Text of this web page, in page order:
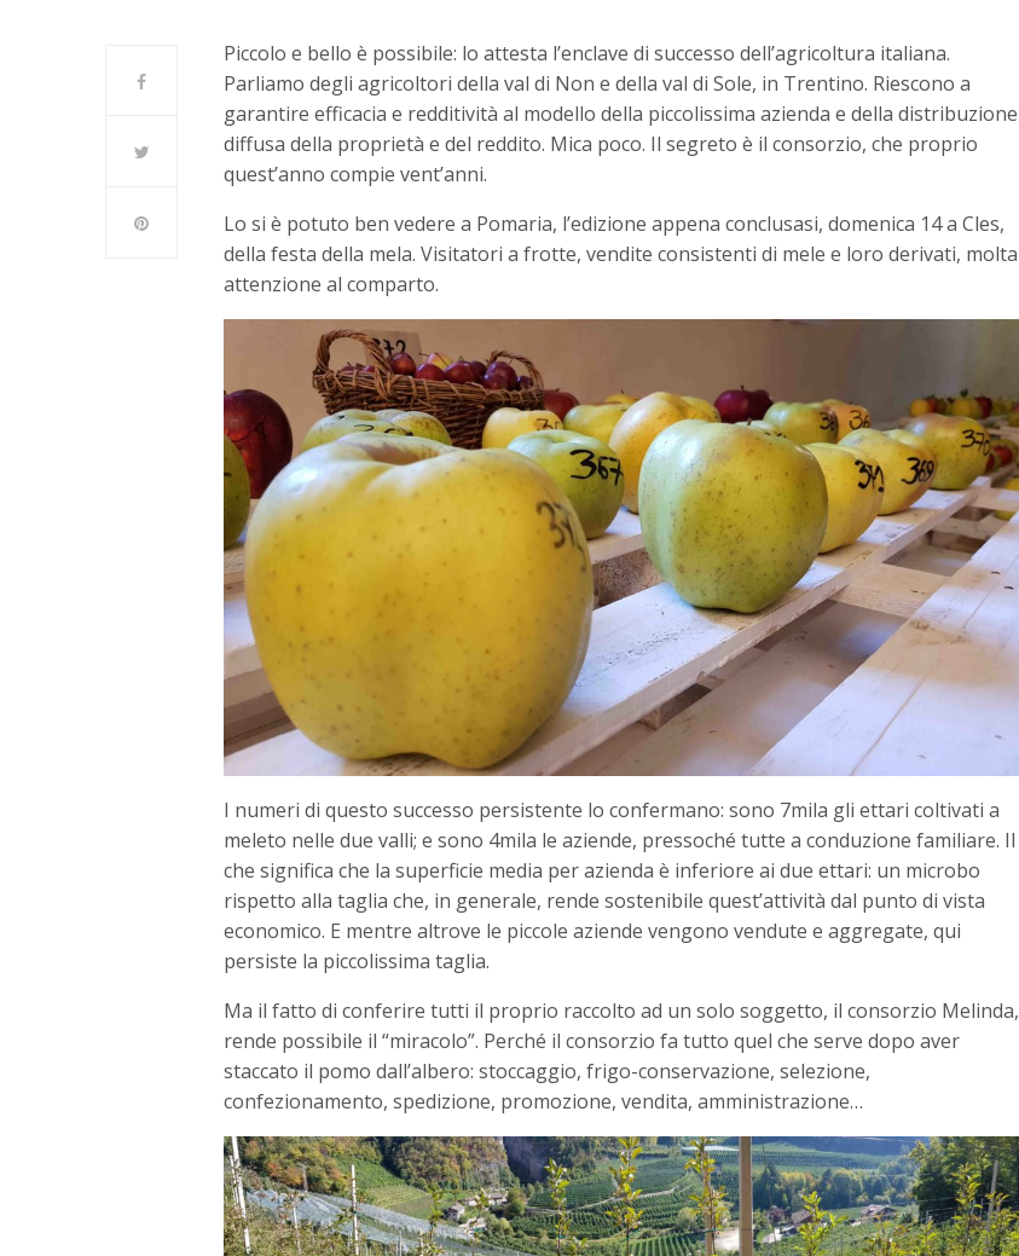
Piccolo e bello è possibile: lo attesta l’enclave di successo dell’agricoltura italiana.
Parliamo degli agricoltori della val di Non e della val di Sole, in Trentino. Riescono a
garantire efficacia e redditività al modello della piccolissima azienda e della distribuzione
diffusa della proprietà e del reddito. Mica poco. Il segreto è il consorzio, che proprio
quest’anno compie vent’anni.
Lo si è potuto ben vedere a Pomaria, l’edizione appena conclusasi, domenica 14 a Cles,
della festa della mela. Visitatori a frotte, vendite consistenti di mele e loro derivati, molta
attenzione al comparto.
I numeri di questo successo persistente lo confermano: sono 7mila gli ettari coltivati a
meleto nelle due valli; e sono 4mila le aziende, pressoché tutte a conduzione familiare. Il
che significa che la superficie media per azienda è inferiore ai due ettari: un microbo
rispetto alla taglia che, in generale, rende sostenibile quest’attività dal punto di vista
economico. E mentre altrove le piccole aziende vengono vendute e aggregate, qui
persiste la piccolissima taglia.
Ma il fatto di conferire tutti il proprio raccolto ad un solo soggetto, il consorzio Melinda,
rende possibile il “miracolo”. Perché il consorzio fa tutto quel che serve dopo aver
staccato il pomo dall’albero: stoccaggio, frigo-conservazione, selezione,
confezionamento, spedizione, promozione, vendita, amministrazione…